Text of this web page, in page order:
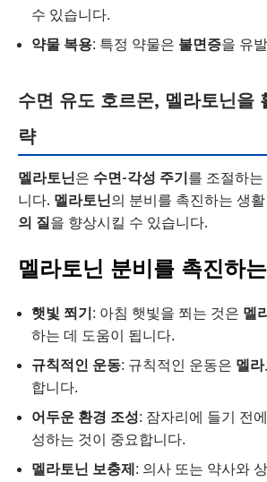
수 있습니다.
약물 복용: 특정 약물은 불면증을 유
수면 유도 호르몬, 멜라토닌을
략
멜라토닌은 수면-각성 주기를 조절하
니다. 멜라토닌의 분비를 촉진하는 생
의 질을 향상시킬 수 있습니다.
멜라토닌 분비를 촉진하
햇빛 쬐기 : 아침 햇빛을 쬐는 것은 멜
하는 데 도움이 됩니다.
규칙적인 운동: 규칙적인 운동은 멜라
합니다.
어두운 환경 조성: 잠자리에 들기 전
성하는 것이 중요합니다.
멜라토닌 보충제 : 의사 또는 약사와